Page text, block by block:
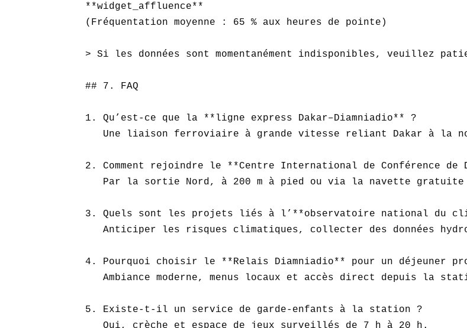
**widget_affluence**
(Fréquentation moyenne : 65 % aux heures de pointe)
> Si les données sont momentanément indisponibles, veuillez
## 7. FAQ
1. Qu’est-ce que la **ligne express Dakar–Diamniadio** ?
Une liaison ferroviaire à grande vitesse reliant Dakar à la
2. Comment rejoindre le **Centre International de Conférence
Par la sortie Nord, à 200 m à pied ou via la navette
3. Quels sont les projets liés à l’**observatoire national du
Anticiper les risques climatiques, collecter des données
4. Pourquoi choisir le **Relais Diamniadio** pour un déjeuner
Ambiance moderne, menus locaux et accès direct depuis la
5. Existe-t-il un service de garde-enfants à la station ?
   Oui, crèche et espace de jeux surveillés de 7 h à 20 h.